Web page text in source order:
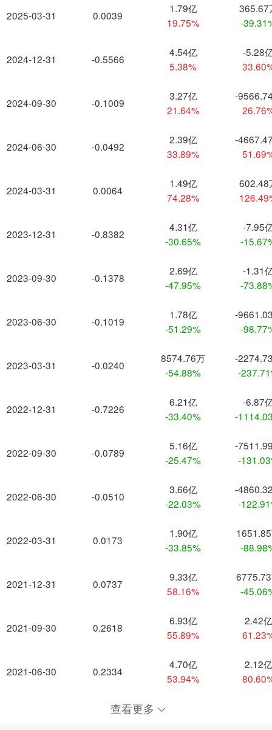
2025-03-31
2024-12-31
2024-09-30
2024-06-30
2024-03-31
2023-12-31
2023-09-30
2023-06-30
2023-03-31
2022-12-31
2022-09-30
2022-06-30
2022-03-31
2021-12-31
2021-09-30
2021-06-30
0.0039
1.79亿
19.75%
365.67
-
-0.5566
4.54亿
5.38%
-5.28
-0.1009
3.27亿
21.64%
-
-0.0492
2.39亿
33.89%
-
0.0064
1.49亿
74.28%
602.48
-0.8382
4.31亿
-30.65%
-7.95
-
-0.1378
2.69亿
-47.95%
-1.31
-
-0.1019
1.78亿
-51.29%
-
-
-0.0240
8574.76万
-54.88%
-
-
-0.7226
6.21亿
-33.40%
-6.87
-
-0.0789
5.16亿
-25.47%
-
-
-0.0510
3.66亿
-22.03%
-
-
0.0173
1.90亿
-33.85%
-
0.0737
9.33亿
58.16%
-
0.2618
6.93亿
55.89%
2.42亿
0.2334
4.70亿
53.94%
2.12亿
查看更多